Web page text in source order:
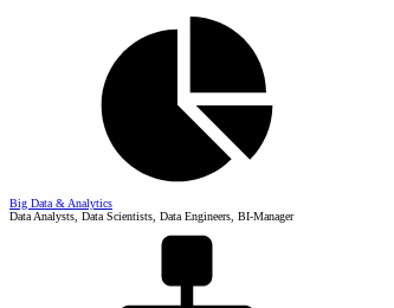
Big Data & Analytics
Data Analysts, Data Scientists, Data Engineers, BI-Manager